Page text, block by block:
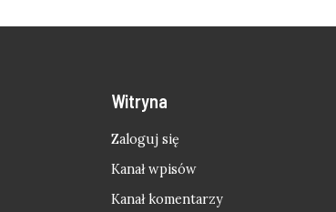
Witryna
Zaloguj się
Kanał wpisów
Kanał komentarzy